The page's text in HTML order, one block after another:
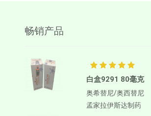
畅销产品
白盒9291 80毫克
奥希替尼/奥西替尼
孟家拉伊斯达制药